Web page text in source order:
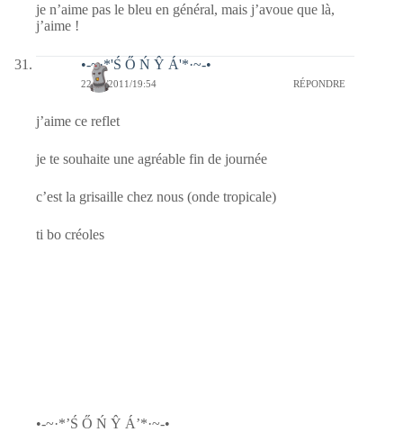
je n’aime pas le bleu en général, mais j’avoue que là,
j’aime !
•-~·*'Ś Ő Ń Ŷ Á'*·~-•
22/07/2011/19:54 RÉPONDRE
j’aime ce reflet
je te souhaite une agréable fin de journée
c’est la grisaille chez nous (onde tropicale)
ti bo créoles
•-~·*’Ś Ő Ń Ŷ Á’*·~-•